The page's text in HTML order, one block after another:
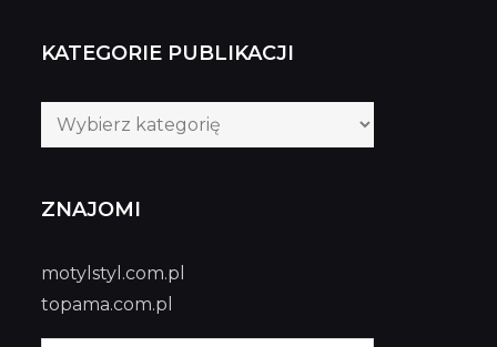
KATEGORIE PUBLIKACJI
Kategorie
publikacji
ZNAJOMI
motylstyl.com.pl
topama.com.pl